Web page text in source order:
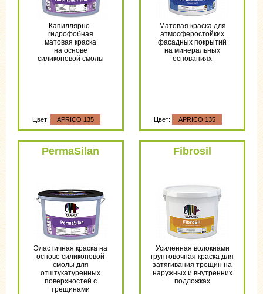
Капиллярно-
гидрофобная
матовая краска
на основе
силиконовой смолы
Цвет: APRICO 135
Матовая краска для
атмосферостойких
фасадных покрытий
на минеральных
основаниях
Цвет: APRICO 135
PermaSilan
Эластичная краска на
основе силиконовой
смолы для
отштукатуренных
поверхностей с
трещинами
Fibrosil
Усиленная волокнами
грунтовочная краска для
затягивания трещин на
наружных и внутренних
подложках